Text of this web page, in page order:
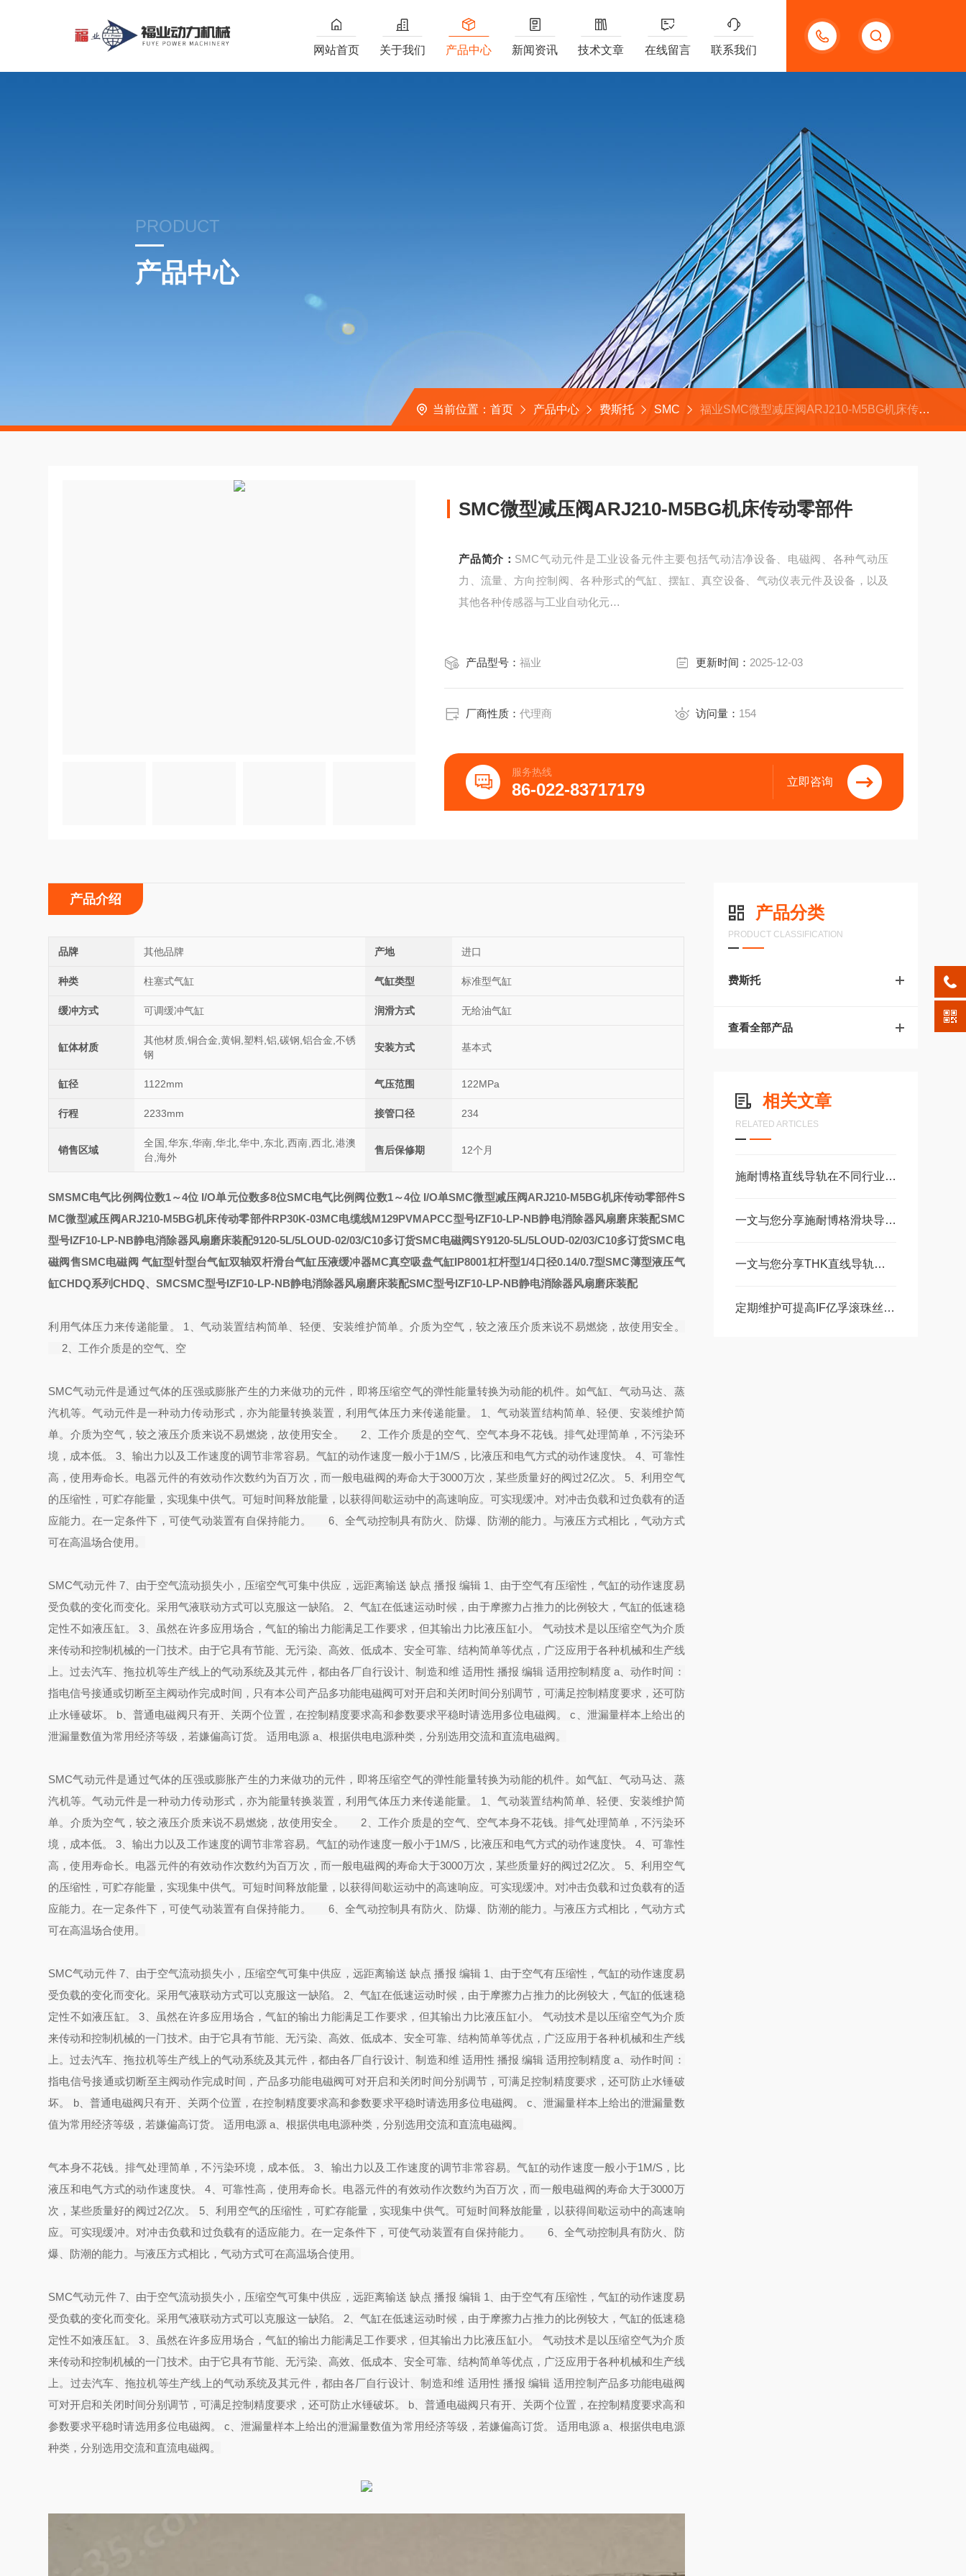
13132097161
网站首页 关于我们 产品中心 新闻资讯 技术文章 在线留言 联系我们
PRODUCT
产品中心
当前位置： 首页 产品中心 费斯托 SMC 福业SMC微型减压阀ARJ210-M5BG机床传动零部件
SMC微型减压阀ARJ210-M5BG机床传动零部件
产品简介： SMC气动元件是工业设备元件主要包括气动洁净设备、电磁阀、各种气动压
力、流量、方向控制阀、各种形式的气缸、摆缸、真空设备、气动仪表元件及设备，以及
其他各种传感器与工业自动化元
产品型号：福业 更新时间： 2025-12-03
厂商性质：代理商 访问量： 154
服务热线
86-022-83717179 立即咨询
产品分类
PRODUCT CLASSIFICATION
费斯托
查看全部产品
相关文章
RELATED ARTICLES
施耐博格直线导轨在不同行业中的具体应用分享
一文与您分享施耐博格滑块导轨的正确安装方法
一文与您分享THK直线导轨滚珠丝杠的常见故障相应解决方法
定期维护可提高IF亿孚滚珠丝杠的工作效率
产品介绍
品牌 其他品牌 产地 进口
种类 柱塞式气缸 气缸类型 标准型气缸
缓冲方式 可调缓冲气缸 润滑方式 无给油气缸
缸体材质
其他材质,铜合金,黄铜,塑料,铝,碳钢,铝合金,不锈
钢
安装方式 基本式
缸径 1122mm 气压范围 122MPa
行程 2233mm 接管口径 234
销售区域
全国,华东,华南,华北,华中,东北,西南,西北,港澳
台,海外
售后保修期 12个月
SMSMC电气比例阀位数1～4位 I/O单元位数多8位SMC电气比例阀位数1～4位 I/O单SMC微型减压阀ARJ210-M5BG机床传动零部件S
MC微型减压阀ARJ210-M5BG机床传动零部件RP30K-03MC电缆线M129PVMAPCC型号IZF10-LP-NB静电消除器风扇磨床装配SMC
型号IZF10-LP-NB静电消除器风扇磨床装配9120-5L/5LOUD-02/03/C10多订货SMC电磁阀SY9120-5L/5LOUD-02/03/C10多订货SMC电
磁阀售SMC电磁阀 气缸型针型台气缸双轴双杆滑台气缸压液缓冲器MC真空吸盘气缸IP8001杠杆型1/4口径0.14/0.7型SMC薄型液压气
缸CHDQ系列CHDQ、SMCSMC型号IZF10-LP-NB静电消除器风扇磨床装配SMC型号IZF10-LP-NB静电消除器风扇磨床装配
利用气体压力来传递能量。 1、气动装置结构简单、轻便、安装维护简单。介质为空气，较之液压介质来说不易燃烧，故使用安全。
2、工作介质是的空气、空
SMC气动元件是通过气体的压强或膨胀产生的力来做功的元件，即将压缩空气的弹性能量转换为动能的机件。如气缸、气动马达、蒸
汽机等。气动元件是一种动力传动形式，亦为能量转换装置，利用气体压力来传递能量。 1、气动装置结构简单、轻便、安装维护简
单。介质为空气，较之液压介质来说不易燃烧，故使用安全。 2、工作介质是的空气、空气本身不花钱。排气处理简单，不污染环
境，成本低。 3、输出力以及工作速度的调节非常容易。气缸的动作速度一般小于1M/S，比液压和电气方式的动作速度快。 4、可靠性
高，使用寿命长。电器元件的有效动作次数约为百万次，而一般电磁阀的寿命大于3000万次，某些质量好的阀过2亿次。 5、利用空气
的压缩性，可贮存能量，实现集中供气。可短时间释放能量，以获得间歇运动中的高速响应。可实现缓冲。对冲击负载和过负载有的适
应能力。在一定条件下，可使气动装置有自保持能力。 6、全气动控制具有防火、防爆、防潮的能力。与液压方式相比，气动方式
可在高温场合使用。
SMC气动元件 7、由于空气流动损失小，压缩空气可集中供应，远距离输送 缺点 播报 编辑 1、由于空气有压缩性，气缸的动作速度易
受负载的变化而变化。采用气液联动方式可以克服这一缺陷。 2、气缸在低速运动时候，由于摩擦力占推力的比例较大，气缸的低速稳
定性不如液压缸。 3、虽然在许多应用场合，气缸的输出力能满足工作要求，但其输出力比液压缸小。 气动技术是以压缩空气为介质
来传动和控制机械的一门技术。由于它具有节能、无污染、高效、低成本、安全可靠、结构简单等优点，广泛应用于各种机械和生产线
上。过去汽车、拖拉机等生产线上的气动系统及其元件，都由各厂自行设计、制造和维 适用性 播报 编辑 适用控制精度 a、动作时间：
指电信号接通或切断至主阀动作完成时间，只有本公司产品多功能电磁阀可对开启和关闭时间分别调节，可满足控制精度要求，还可防
止水锤破坏。 b、普通电磁阀只有开、关两个位置，在控制精度要求高和参数要求平稳时请选用多位电磁阀。 c、泄漏量样本上给出的
泄漏量数值为常用经济等级，若嫌偏高订货。 适用电源 a、根据供电电源种类，分别选用交流和直流电磁阀。
SMC气动元件是通过气体的压强或膨胀产生的力来做功的元件，即将压缩空气的弹性能量转换为动能的机件。如气缸、气动马达、蒸
汽机等。气动元件是一种动力传动形式，亦为能量转换装置，利用气体压力来传递能量。 1、气动装置结构简单、轻便、安装维护简
单。介质为空气，较之液压介质来说不易燃烧，故使用安全。 2、工作介质是的空气、空气本身不花钱。排气处理简单，不污染环
境，成本低。 3、输出力以及工作速度的调节非常容易。气缸的动作速度一般小于1M/S，比液压和电气方式的动作速度快。 4、可靠性
高，使用寿命长。电器元件的有效动作次数约为百万次，而一般电磁阀的寿命大于3000万次，某些质量好的阀过2亿次。 5、利用空气
的压缩性，可贮存能量，实现集中供气。可短时间释放能量，以获得间歇运动中的高速响应。可实现缓冲。对冲击负载和过负载有的适
应能力。在一定条件下，可使气动装置有自保持能力。 6、全气动控制具有防火、防爆、防潮的能力。与液压方式相比，气动方式
可在高温场合使用。
SMC气动元件 7、由于空气流动损失小，压缩空气可集中供应，远距离输送 缺点 播报 编辑 1、由于空气有压缩性，气缸的动作速度易
受负载的变化而变化。采用气液联动方式可以克服这一缺陷。 2、气缸在低速运动时候，由于摩擦力占推力的比例较大，气缸的低速稳
定性不如液压缸。 3、虽然在许多应用场合，气缸的输出力能满足工作要求，但其输出力比液压缸小。 气动技术是以压缩空气为介质
来传动和控制机械的一门技术。由于它具有节能、无污染、高效、低成本、安全可靠、结构简单等优点，广泛应用于各种机械和生产线
上。过去汽车、拖拉机等生产线上的气动系统及其元件，都由各厂自行设计、制造和维 适用性 播报 编辑 适用控制精度 a、动作时间：
指电信号接通或切断至主阀动作完成时间，产品多功能电磁阀可对开启和关闭时间分别调节，可满足控制精度要求，还可防止水锤破
坏。 b、普通电磁阀只有开、关两个位置，在控制精度要求高和参数要求平稳时请选用多位电磁阀。 c、泄漏量样本上给出的泄漏量数
值为常用经济等级，若嫌偏高订货。 适用电源 a、根据供电电源种类，分别选用交流和直流电磁阀。
气本身不花钱。排气处理简单，不污染环境，成本低。 3、输出力以及工作速度的调节非常容易。气缸的动作速度一般小于1M/S，比
液压和电气方式的动作速度快。 4、可靠性高，使用寿命长。电器元件的有效动作次数约为百万次，而一般电磁阀的寿命大于3000万
次，某些质量好的阀过2亿次。 5、利用空气的压缩性，可贮存能量，实现集中供气。可短时间释放能量，以获得间歇运动中的高速响
应。可实现缓冲。对冲击负载和过负载有的适应能力。在一定条件下，可使气动装置有自保持能力。 6、全气动控制具有防火、防
爆、防潮的能力。与液压方式相比，气动方式可在高温场合使用。
SMC气动元件 7、由于空气流动损失小，压缩空气可集中供应，远距离输送 缺点 播报 编辑 1、由于空气有压缩性，气缸的动作速度易
受负载的变化而变化。采用气液联动方式可以克服这一缺陷。 2、气缸在低速运动时候，由于摩擦力占推力的比例较大，气缸的低速稳
定性不如液压缸。 3、虽然在许多应用场合，气缸的输出力能满足工作要求，但其输出力比液压缸小。 气动技术是以压缩空气为介质
来传动和控制机械的一门技术。由于它具有节能、无污染、高效、低成本、安全可靠、结构简单等优点，广泛应用于各种机械和生产线
上。过去汽车、拖拉机等生产线上的气动系统及其元件，都由各厂自行设计、制造和维 适用性 播报 编辑 适用控制产品多功能电磁阀
可对开启和关闭时间分别调节，可满足控制精度要求，还可防止水锤破坏。 b、普通电磁阀只有开、关两个位置，在控制精度要求高和
参数要求平稳时请选用多位电磁阀。 c、泄漏量样本上给出的泄漏量数值为常用经济等级，若嫌偏高订货。 适用电源 a、根据供电电源
种类，分别选用交流和直流电磁阀。